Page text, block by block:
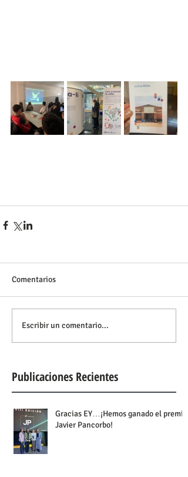
Comentarios
Escribir un comentario...
Publicaciones Recientes
Gracias EY…¡Hemos ganado el premio
Javier Pancorbo!